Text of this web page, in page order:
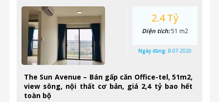
The Sun Avenue – Bán gấp căn Office-tel, 51m2,
view sông, nội thất cơ bản, giá 2,4 tỷ bao hết
toàn bộ
2.4 Tỷ
Diện tích:51 m2
Ngày đăng: 8-07-2020